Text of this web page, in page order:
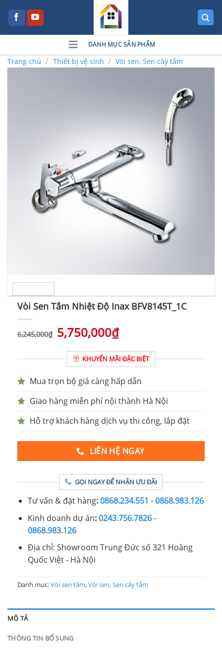
DANH MỤC SẢN PHẨM
Trang chủ / Thiết bị vệ sinh / Vòi sen, Sen cây tắm
Vòi Sen Tắm Nhiệt Độ Inax BFV8145T_1C
6,245,000₫ 5,750,000₫
KHUYẾN MÃI ĐẶC BIỆT
Mua trọn bộ giá càng hấp dẫn
Giao hàng miễn phí nội thành Hà Nội
Hỗ trợ khách hàng dịch vụ thi công, lắp đặt
LIÊN HỆ NGAY
GỌI NGAY ĐỂ NHẬN ƯU ĐÃI
Tư vấn & đặt hàng:0868.234.551 - 0868.983.126
Kinh doanh dự án:0243.756.7826 -
0868.983.126
Địa chỉ: Showroom Trung Đức số 321 Hoàng
Quốc Việt - Hà Nội
Danh mục:Vòi sen tắm,Vòi sen, Sen cây tắm
MÔ TẢ
THÔNG TIN BỔ SUNG